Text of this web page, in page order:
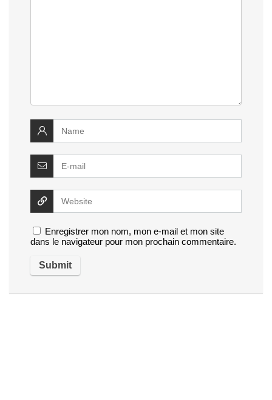
Enregistrer mon nom, mon e-mail et mon site
dans le navigateur pour mon prochain commentaire.